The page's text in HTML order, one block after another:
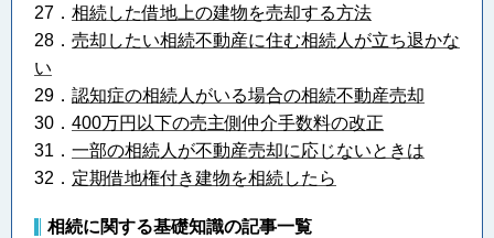
27． 相続した借地上の建物を売却する方法
28． 売却したい相続不動産に住む相続人が立ち退かな
い
29． 認知症の相続人がいる場合の相続不動産売却
30． 400万円以下の売主側仲介手数料の改正
31． 一部の相続人が不動産売却に応じないときは
32． 定期借地権付き建物を相続したら
相続に関する基礎知識の記事一覧